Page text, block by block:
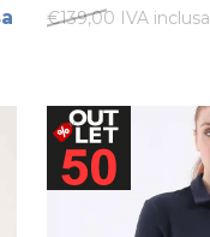
€139,00 IVA inclusa